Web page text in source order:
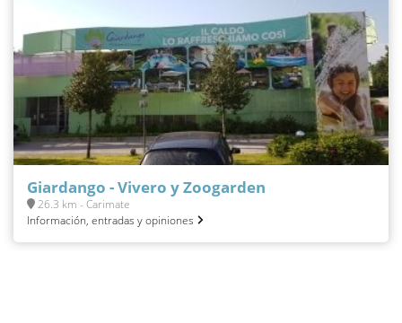
Giardango - Vivero y Zoogarden
26.3 km - Carimate
Información, entradas y opiniones